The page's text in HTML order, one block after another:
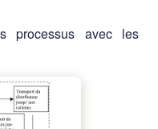
processus avec les